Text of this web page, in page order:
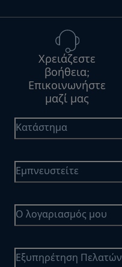
Χρειάζεστε
βοήθεια;
Επικοινωνήστε
μαζί μας
Κατάστημα
Εμπνευστείτε
Ο λογαριασμός μου
Εξυπηρέτηση Πελατών